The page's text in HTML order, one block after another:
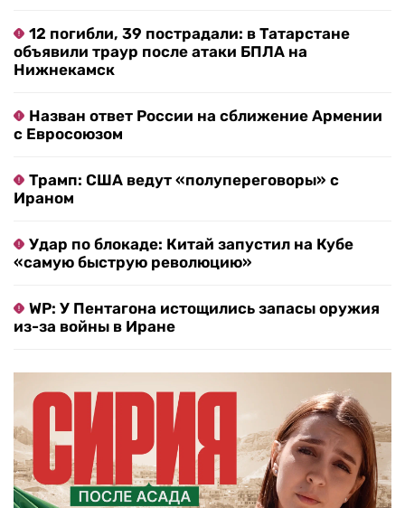
12 погибли, 39 пострадали: в Татарстане
объявили траур после атаки БПЛА на
Нижнекамск
Назван ответ России на сближение Армении
с Евросоюзом
Трамп: США ведут «полупереговоры» с
Ираном
Удар по блокаде: Китай запустил на Кубе
«самую быструю революцию»
WP: У Пентагона истощились запасы оружия
из-за войны в Иране